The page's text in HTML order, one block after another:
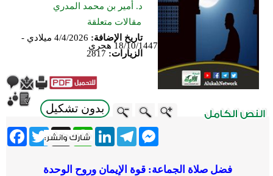
د. أمير بن محمد المدري
مقالات متعلقة
تاريخ الإضافة:
4/4/2026 ميلادي -
18/10/1447 هجري
الزيارات: 2817
بدون تشكيل
Twitter X
WhatsApp
LinkedInTelegram
Messenger
فضل صلاة الجماعة: قوة الإيمان وروح الوحدة